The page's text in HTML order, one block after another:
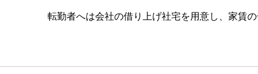
転勤者へは会社の借り上げ社宅を用意し、家賃